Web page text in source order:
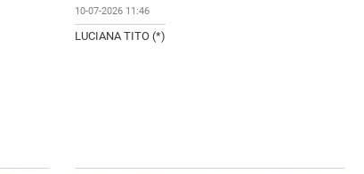
10-07-2026 11:46
LUCIANA TITO (*)